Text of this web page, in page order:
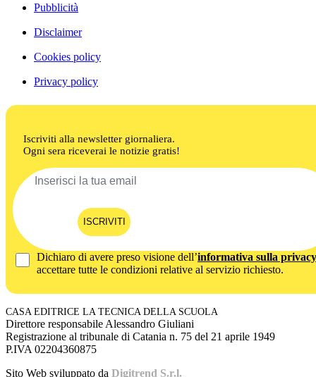
Pubblicità
Disclaimer
Cookies policy
Privacy policy
Iscriviti alla newsletter giornaliera.
Ogni sera riceverai le notizie gratis!
ISCRIVITI
Dichiaro di avere preso visione dell’informativa sulla privacy
accettare tutte le condizioni relative al servizio richiesto.
CASA EDITRICE LA TECNICA DELLA SCUOLA
Direttore responsabile Alessandro Giuliani
Registrazione al tribunale di Catania n. 75 del 21 aprile 1949
P.IVA 02204360875
Sito Web sviluppato da Digitrend S.r.l.